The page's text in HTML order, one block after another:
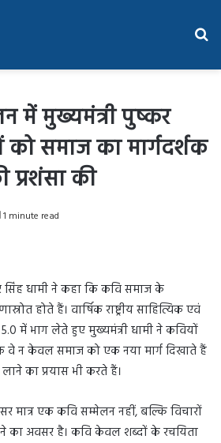
में मुख्यमंत्री पुष्कर
समाज का मार्गदर्शक
प्रशंसा की
1 minute read
सिंह धामी ने कहा कि कवि समाज के
होते हैं। वार्षिक राष्ट्रीय साहित्यिक एवं
में भाग लेते हुए मुख्यमंत्री धामी ने कवियों
वे न केवल समाज को एक नया मार्ग दिखाते हैं
का प्रयास भी करते हैं।
मात्र एक कवि सम्मेलन नहीं, बल्कि विचारों
का अवसर है। कवि केवल शब्दों के रचयिता